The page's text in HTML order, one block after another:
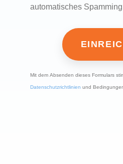
automatisches
Mit dem Absenden dieses Formulars
Datenschutzrichtlinien und